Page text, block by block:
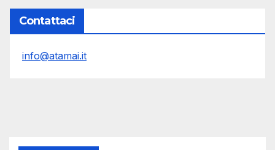
Contattaci
info@atamai.it